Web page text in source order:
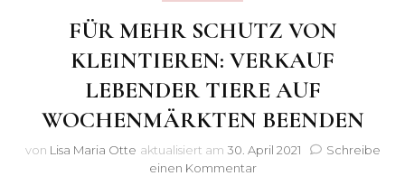
FÜR MEHR SCHUTZ VON
KLEINTIEREN: VERKAUF
LEBENDER TIERE AUF
WOCHENMÄRKTEN BEENDEN
von Lisa Maria Otte aktualisiert am 30. April 2021
Schreibe
einen Kommentarzu